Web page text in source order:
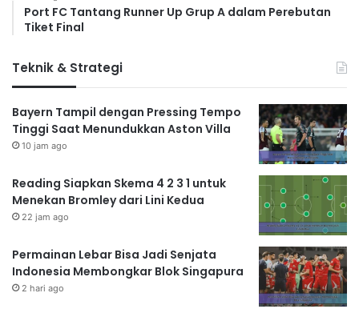
Port FC Tantang Runner Up Grup A dalam Perebutan
Tiket Final
Teknik & Strategi
Bayern Tampil dengan Pressing Tempo
Tinggi Saat Menundukkan Aston Villa
10 jam ago
Reading Siapkan Skema 4 2 3 1 untuk
Menekan Bromley dari Lini Kedua
22 jam ago
Permainan Lebar Bisa Jadi Senjata
Indonesia Membongkar Blok Singapura
2 hari ago